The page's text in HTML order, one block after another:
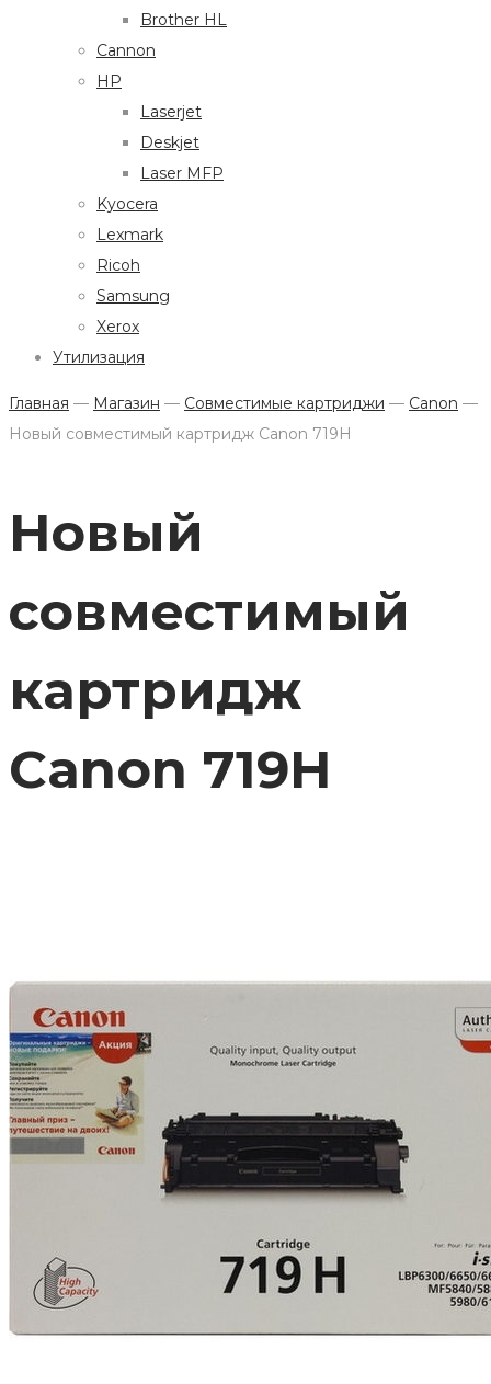
Brother HL
Cannon
HP
Laserjet
Deskjet
Laser MFP
Kyocera
Lexmark
Ricoh
Samsung
Xerox
Утилизация
Главная — Магазин — Совместимые картриджи — Canon —
Новый совместимый картридж Canon 719H
Новый
совместимый
картридж
Canon 719H